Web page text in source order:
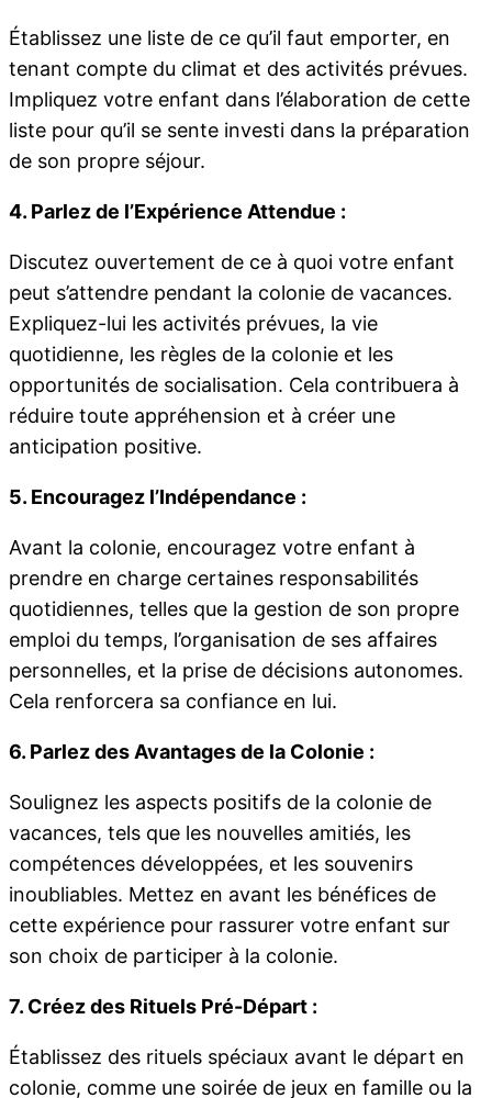
Établissez une liste de ce qu’il faut emporter, en
tenant compte du climat et des activités prévues.
Impliquez votre enfant dans l’élaboration de cette
liste pour qu’il se sente investi dans la préparation
de son propre séjour.
4. Parlez de l’Expérience Attendue :
Discutez ouvertement de ce à quoi votre enfant
peut s’attendre pendant la colonie de vacances.
Expliquez-lui les activités prévues, la vie
quotidienne, les règles de la colonie et les
opportunités de socialisation. Cela contribuera à
réduire toute appréhension et à créer une
anticipation positive.
5. Encouragez l’Indépendance :
Avant la colonie, encouragez votre enfant à
prendre en charge certaines responsabilités
quotidiennes, telles que la gestion de son propre
emploi du temps, l’organisation de ses affaires
personnelles, et la prise de décisions autonomes.
Cela renforcera sa confiance en lui.
6. Parlez des Avantages de la Colonie :
Soulignez les aspects positifs de la colonie de
vacances, tels que les nouvelles amitiés, les
compétences développées, et les souvenirs
inoubliables. Mettez en avant les bénéfices de
cette expérience pour rassurer votre enfant sur
son choix de participer à la colonie.
7. Créez des Rituels Pré-Départ :
Établissez des rituels spéciaux avant le départ en
colonie, comme une soirée de jeux en famille ou la